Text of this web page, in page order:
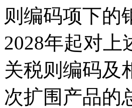
则编码项下的
2028年起对
关税则编码及
次扩围产品的